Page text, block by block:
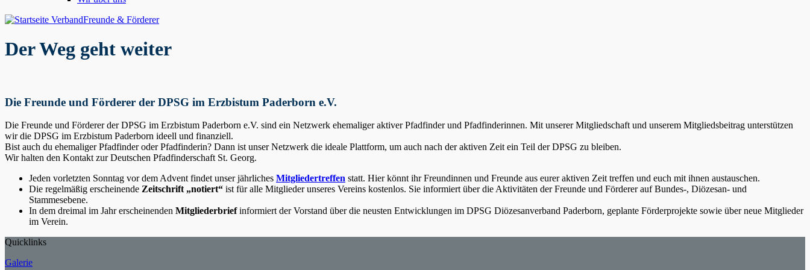
VerbandFreunde & Förderer
Der Weg geht weiter
Die Freunde und Förderer der DPSG im Erzbistum Paderborn e.V.
Die Freunde und Förderer der DPSG im Erzbistum Paderborn e.V. sind ein Netzwerk ehemaliger aktiver Pfadfinder und Pfadfinderinnen. Mit unserer Mitgliedschaft und unserem Mitgliedsbeitrag unterstützen
wir die DPSG im Erzbistum Paderborn ideell und finanziell.
Bist auch du ehemaliger Pfadfinder oder Pfadfinderin? Dann ist unser Netzwerk die ideale Plattform, um auch nach der aktiven Zeit ein Teil der DPSG zu bleiben.
Wir halten den Kontakt zur Deutschen Pfadfinderschaft St. Georg.
Jeden vorletzten Sonntag vor dem Advent findet unser jährliches Mitgliedertreffen statt. Hier könnt ihr Freundinnen und Freunde aus eurer aktiven Zeit treffen und euch mit ihnen austauschen.
Die regelmäßig erscheinende Zeitschrift „notiert“ ist für alle Mitglieder unseres Vereins kostenlos. Sie informiert über die Aktivitäten der Freunde und Förderer auf Bundes-, Diözesan- und
Stammesebene.
In dem dreimal im Jahr erscheinenden Mitgliederbriefinformiert der Vorstand über die neusten Entwicklungen im DPSG Diözesanverband Paderborn, geplante Förderprojekte sowie über neue Mitglieder
im Verein.
Quicklinks
Galerie